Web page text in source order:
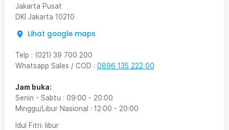
Jakarta Pusat
DKI Jakarta 10210
Lihat google maps
Telp : (021) 39 700 200
Whatsapp Sales / COD : 0896 135 222 00
Jam buka:
Senin - Sabtu : 09:00 - 20:00
Minggu/Libur Nasional : 12:00 - 20:00
Idul Fitri: libur